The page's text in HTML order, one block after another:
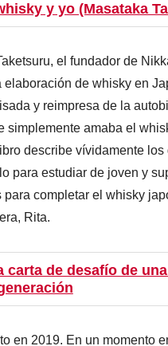
y yo (Masataka
el fundador de
elaboración de whisky en
y reimpresa de la
simplemente amaba el
describe vívidamente los
para estudiar de joven y
para completar el whisky
Rita.
carta de desafío de
en 2019. En un momento